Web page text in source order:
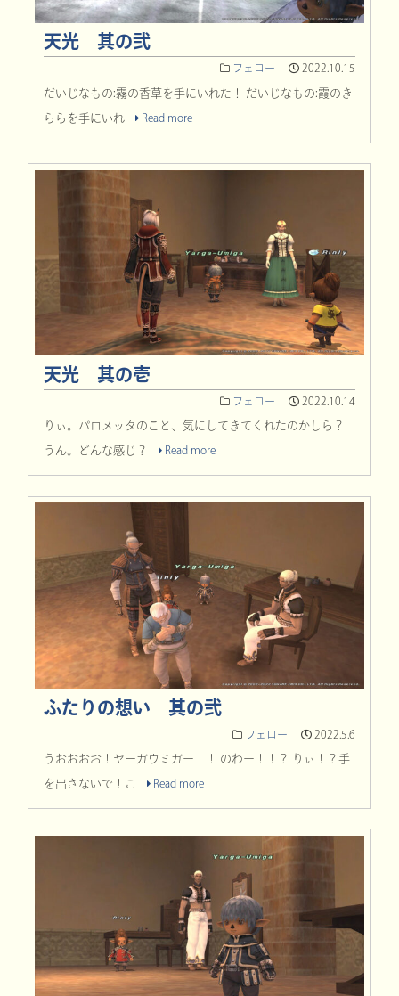
天光 其の弐
フェロー 2022.10.15
だいじなもの:霧の香草を手にいれた！ だいじなもの:霞のき
ららを手にいれ Read more
天光 其の壱
フェロー 2022.10.14
りぃ。パロメッタのこと、気にしてきてくれたのかしら？
うん。どんな感じ？ Read more
ふたりの想い 其の弐
フェロー 2022.5.6
うおおおお！ヤーガウミガー！！ のわー！！？ りぃ！？手
を出さないで！こ Read more